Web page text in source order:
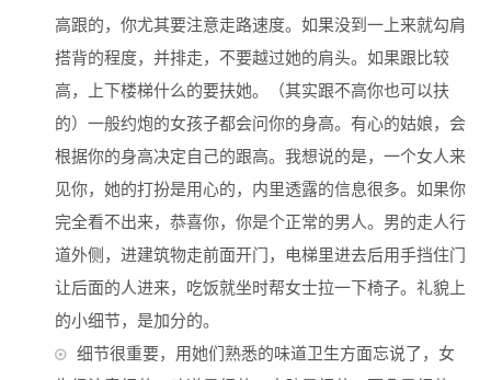
高跟的，你尤其要注意走路速度。如果没到一上来就勾肩
搭背的程度，并排走，不要越过她的肩头。如果跟比较
高，上下楼梯什么的要扶她。（其实跟不高你也可以扶
的）一般约炮的女孩子都会问你的身高。有心的姑娘，会
根据你的身高决定自己的跟高。我想说的是，一个女人来
见你，她的打扮是用心的，内里透露的信息很多。如果你
完全看不出来，恭喜你，你是个正常的男人。男的走人行
道外侧，进建筑物走前面开门，电梯里进去后用手挡住门
让后面的人进来，吃饭就坐时帮女士拉一下椅子。礼貌上
的小细节，是加分的。
细节很重要，用她们熟悉的味道卫生方面忘说了，女